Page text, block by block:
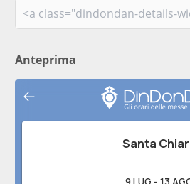
Anteprima